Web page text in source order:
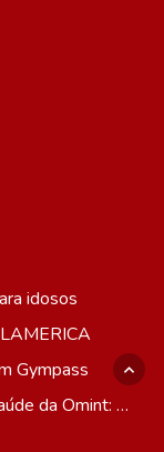
idosos
Gympass
Descubra os diferenciais dos planos de saúde da Omint: cobertura abrangente e atendimento personalizado